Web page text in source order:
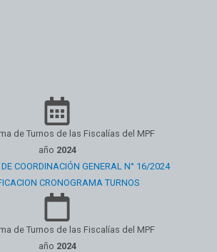
de Turnos de las Fiscalías del MPF
año 2024
COORDINACIÓN GENERAL N° 16/2024
CRONOGRAMA TURNOS
de Turnos de las Fiscalías del MPF
año 2024